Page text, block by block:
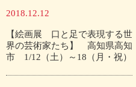
2018.12.12
【絵画展 口と足で表現する世
界の芸術家たち】 高知県高知
市 1/12（土）～18（月・祝）